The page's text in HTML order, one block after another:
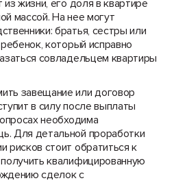
жизни, его доля в квартире
массой. На нее могут
братья, сестры или
который исправно
совладельцем квартиры
завещание или договор
в силу после выплаты
необходима
Для детальной проработки
рисков стоит обратиться к
квалифицированную
сделок с